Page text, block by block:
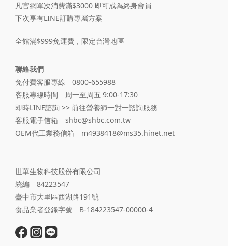
凡官網單次消費滿$3000 即可成為終身會員
下次享有LINE訂購專屬方案
全館滿$999免運費，限定台灣地區
聯絡我們
免付費客服專線 0800-655988
客服專線時間 周一至周五 9:00-17:30
即時LINE諮詢 >> 前往營養師一對一諮詢服務
客服電子信箱 shbc@shbc.com.tw
OEM代工業務信箱 m4938418@ms35.hinet.net
世華生物科技股份有限公司
統編 84223547
臺中市大里區西湖路191號
食品業者登錄字號 B-184223547-00000-4